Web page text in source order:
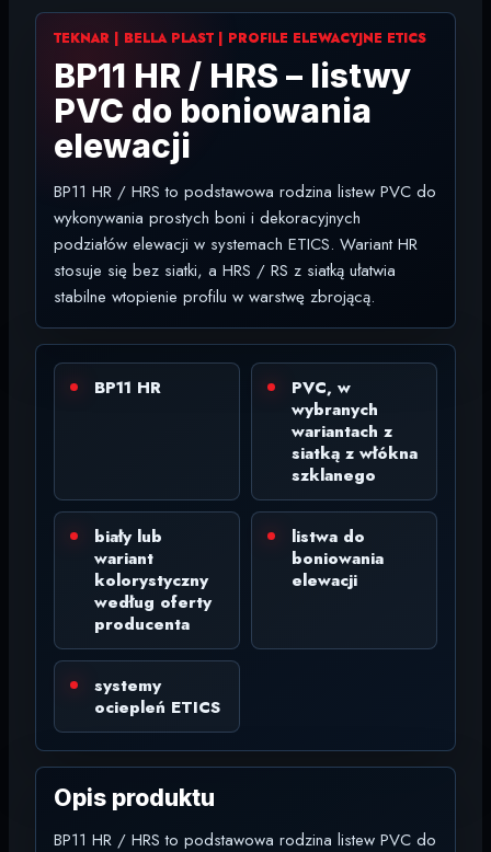
TEKNAR | BELLA PLAST | PROFILE ELEWACYJNE ETICS
BP11 HR / HRS – listwy
PVC do boniowania
elewacji
BP11 HR / HRS to podstawowa rodzina listew PVC do
wykonywania prostych boni i dekoracyjnych
podziałów elewacji w systemach ETICS. Wariant HR
stosuje się bez siatki, a HRS / RS z siatką ułatwia
stabilne wtopienie profilu w warstwę zbrojącą.
BP11 HR
PVC, w
wybranych
wariantach z
siatką z włókna
szklanego
biały lub
wariant
kolorystyczny
według oferty
producenta
listwa do
boniowania
elewacji
systemy
ociepleń ETICS
Opis produktu
BP11 HR / HRS to podstawowa rodzina listew PVC do